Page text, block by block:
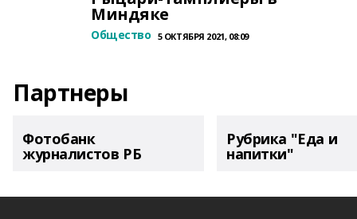
Миндяке
Общество 5 ОКТЯБРЯ 2021, 08:09
Партнеры
Фотобанк
журналистов РБ
Рубрика "Еда и
напитки"